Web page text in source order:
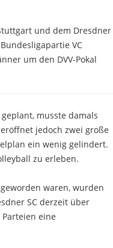
und dem Dresdner
VC
um den DVV-Pokal
musste damals
jedoch zwei große
ein wenig gelindert.
zu erleben.
waren, wurden
SC derzeit über
eine